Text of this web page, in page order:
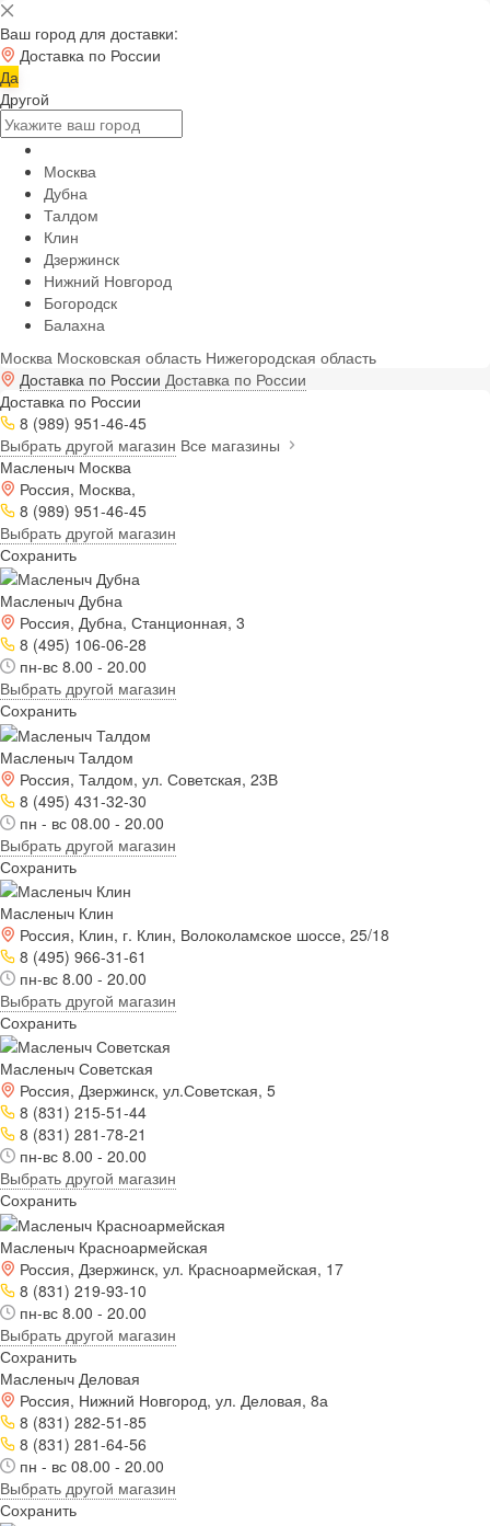
Ваш город для доставки:
Доставка по России
Да
Другой
Москва
Дубна
Талдом
Клин
Дзержинск
Нижний Новгород
Богородск
Балахна
Москва Московская область Нижегородская область
Доставка по России Доставка по России
Доставка по России
8 (989) 951-46-45
Выбрать другой магазин Все магазины
Масленыч Москва
Россия, Москва,
8 (989) 951-46-45
Выбрать другой магазин
Сохранить
Масленыч Дубна
Россия, Дубна, Станционная, 3
8 (495) 106-06-28
пн-вс 8.00 - 20.00
Выбрать другой магазин
Сохранить
Масленыч Талдом
Россия, Талдом, ул. Советская, 23В
8 (495) 431-32-30
пн - вс 08.00 - 20.00
Выбрать другой магазин
Сохранить
Масленыч Клин
Россия, Клин, г. Клин, Волоколамское шоссе, 25/18
8 (495) 966-31-61
пн-вс 8.00 - 20.00
Выбрать другой магазин
Сохранить
Масленыч Советская
Россия, Дзержинск, ул.Советская, 5
8 (831) 215-51-44
8 (831) 281-78-21
пн-вс 8.00 - 20.00
Выбрать другой магазин
Сохранить
Масленыч Красноармейская
Россия, Дзержинск, ул. Красноармейская, 17
8 (831) 219-93-10
пн-вс 8.00 - 20.00
Выбрать другой магазин
Сохранить
Масленыч Деловая
Россия, Нижний Новгород, ул. Деловая, 8а
8 (831) 282-51-85
8 (831) 281-64-56
пн - вс 08.00 - 20.00
Выбрать другой магазин
Сохранить